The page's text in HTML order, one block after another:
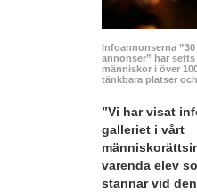
Infoannonserna
annonser” har
människor i över
tänkbara platser
”Vi har visat
galleriet i vårt
varenda elev
stannar vid